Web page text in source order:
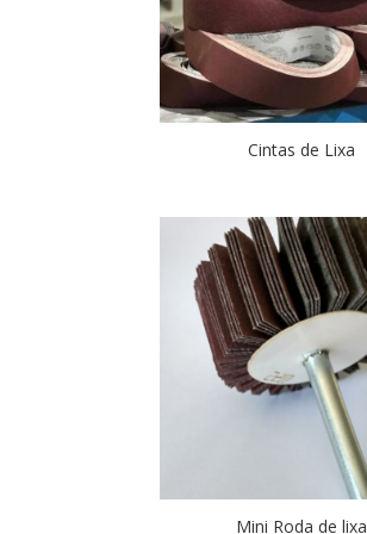
Cintas de Lixa
Mini Roda de lixa